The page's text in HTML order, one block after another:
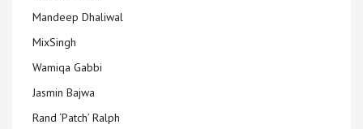
Mandeep Dhaliwal
MixSingh
Wamiqa Gabbi
Jasmin Bajwa
Rand ‘Patch’ Ralph